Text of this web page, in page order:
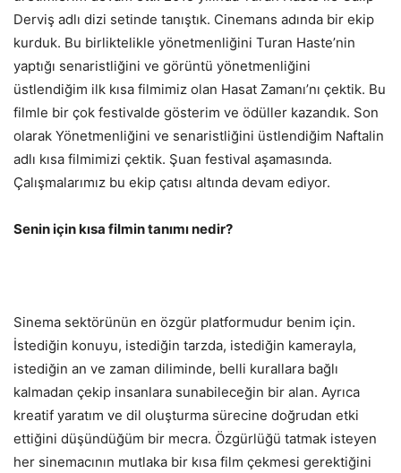
Derviş adlı dizi setinde tanıştık. Cinemans adında bir ekip
kurduk. Bu birliktelikle yönetmenliğini Turan Haste’nin
yaptığı senaristliğini ve görüntü yönetmenliğini
üstlendiğim ilk kısa filmimiz olan Hasat Zamanı’nı çektik. Bu
filmle bir çok festivalde gösterim ve ödüller kazandık. Son
olarak Yönetmenliğini ve senaristliğini üstlendiğim Naftalin
adlı kısa filmimizi çektik. Şuan festival aşamasında.
Çalışmalarımız bu ekip çatısı altında devam ediyor.
Senin için kısa filmin tanımı nedir?
Sinema sektörünün en özgür platformudur benim için.
İstediğin konuyu, istediğin tarzda, istediğin kamerayla,
istediğin an ve zaman diliminde, belli kurallara bağlı
kalmadan çekip insanlara sunabileceğin bir alan. Ayrıca
kreatif yaratım ve dil oluşturma sürecine doğrudan etki
ettiğini düşündüğüm bir mecra. Özgürlüğü tatmak isteyen
her sinemacının mutlaka bir kısa film çekmesi gerektiğini